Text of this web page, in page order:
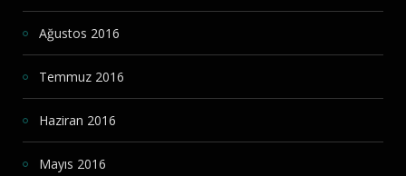
Ağustos 2016
Temmuz 2016
Haziran 2016
Mayıs 2016